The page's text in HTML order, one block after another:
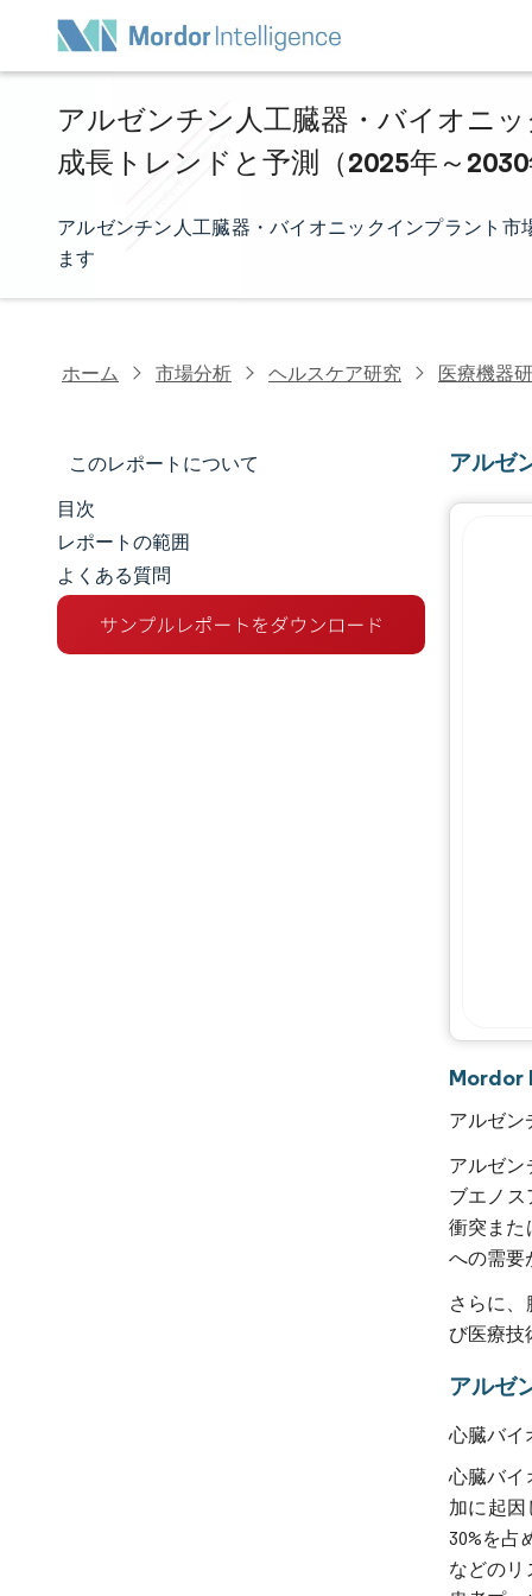
アルゼンチン人工臓器・バイオニ
成長トレンドと予測（2025年～2030
アルゼンチン人工臓器・バイオニックインプラント
ます
ホーム 市場分析 ヘルスケア研究 医療機器
このレポートについて
マーケットスナップショット
市場概要
主な市場動向
目次
レポートの範囲
よくある質問
アルゼ
Mordor
アルゼン
アルゼン
ブエノス
衝突また
への需要
さらに
び医療技
アルゼ
心臓バイ
心臓バイ
加に起因
30%を占
などのリ